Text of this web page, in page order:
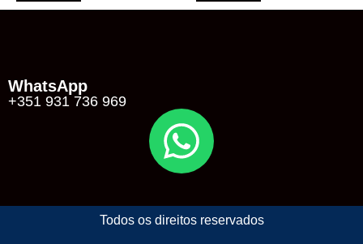
WhatsApp
+351 931 736 969
Todos os direitos reservados